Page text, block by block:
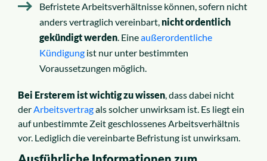
Befristete Arbeitsverhältnisse können, sofern nicht
anders vertraglich vereinbart, nicht ordentlich
gekündigt werden. Eineaußerordentliche
Kündigung ist nur unter bestimmten
Voraussetzungen möglich.
Bei Ersterem ist wichtig zu wissen, dass dabei nicht
derArbeitsvertragals solcher unwirksam ist. Es liegt ein
auf unbestimmte Zeit geschlossenes Arbeitsverhältnis
vor. Lediglich die vereinbarte Befristung ist unwirksam.